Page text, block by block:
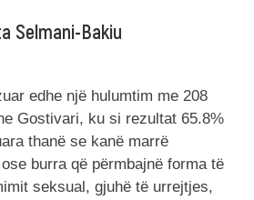
Selmani-Bakiu
edhe një hulumtim me 208
Gostivari, ku si rezultat 65.8%
thanë se kanë marrë
burra që përmbajnë forma të
seksual, gjuhë të urrejtjes,